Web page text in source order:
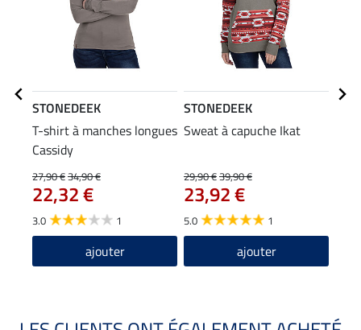
STONEDEEK
T-shirt à manches longues
Cassidy
27,90 €34,90 €
22,32 €
3.0 1
ajouter
STONEDEEK
Sweat à capuche Ikat
29,90 €39,90 €
23,92 €
5.0 1
ajouter